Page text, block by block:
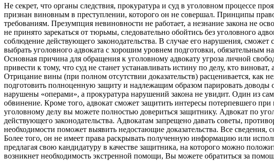
Не секрет, что органы следствия, прокуратура и суд в уголовном процессе
признан виновным в преступлении, которого он не совершал. Принципы
требованиям. Презумпция невиновности не работает, а незнание закона не
не принято зарекаться от тюрьмы, следовательно обойтись без уголовного
соблюдение действующего законодательства. В случае его нарушения,
выбрать уголовного адвоката с хорошим уровнем подготовки,
Основная причина для обращения к уголовному адвокату угроза личной
привести к тому, что суд не станет устанавливать истину по делу, кто
Отрицание вины (при полном отсутствии доказательств) расценивается,
подготовить полноценную защиту и надлежащим образом парировать доводы
нарушены «операми», а прокуратура нарушений закона не увидит. Один из
обвинение. Кроме того, адвокат сможет защитить интересы потерпевшего
уголовному делу вы можете полностью довериться защитнику. Адвокат по
действующего законодательства. Адвокатам запрещено давать советы,
необходимости поможет выявить недостающие доказательства. Все
Более того, он не имеет права раскрывать полученную информацию или
предлагая свою кандидатуру в качестве защитника, на которого можно
возникнет необходимость экстренной помощи, Вы можете обратиться за